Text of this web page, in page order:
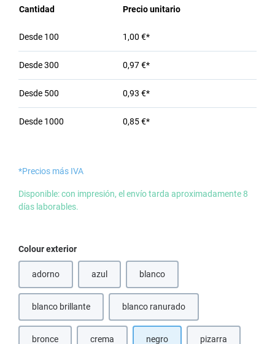
Cantidad Precio unitario
Desde 100 1,00 €*
Desde300 0,97 €*
Desde 500 0,93 €*
Desde 1000 0,85 €*
*Precios más IVA
Disponible: con impresión, el envío tarda aproximadamente 8
días laborables.
Seleccione
Colour exterior
adorno azul(Esta opción no está disponible en este momento.)
blanco(Esta opción no está disponible en
blanco brillante
(Esta opción no está disponible en este momento.)
blanco ranurado
bronce crema negro pizarra